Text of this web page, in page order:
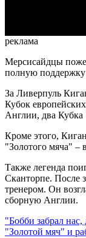
реклама
Мерсисайдцы
полную поддержку
За Ливерпуль
Кубок
Англии, два
Кроме этого,
"Золотого мяча" –
Также легенда
Сканторпе. После
тренером. Он
сборную Англии.
"Бобби забрал
"Золотой мяч" и